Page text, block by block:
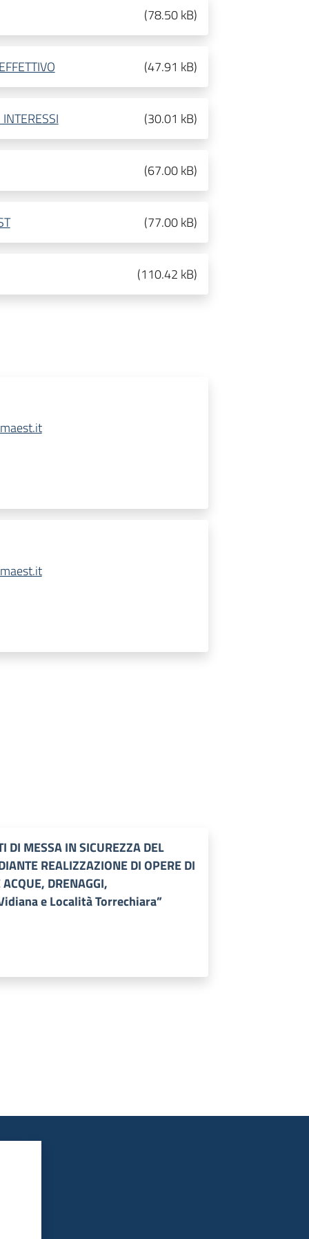
(78.50 kB)
(47.91 kB)
(30.01 kB)
(67.00 kB)
(77.00 kB)
(110.42 kB)
DI MESSA IN SICUREZZA DEL
REALIZZAZIONE DI OPERE DI
DRENAGGI,
e Località Torrechiara”